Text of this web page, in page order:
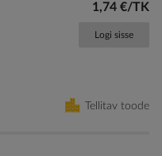
1,74 €/TK
Logi sisse
Tellitav toode